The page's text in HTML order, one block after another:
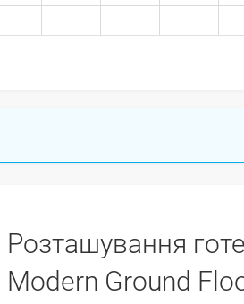
Розташування
Modern Ground Floor